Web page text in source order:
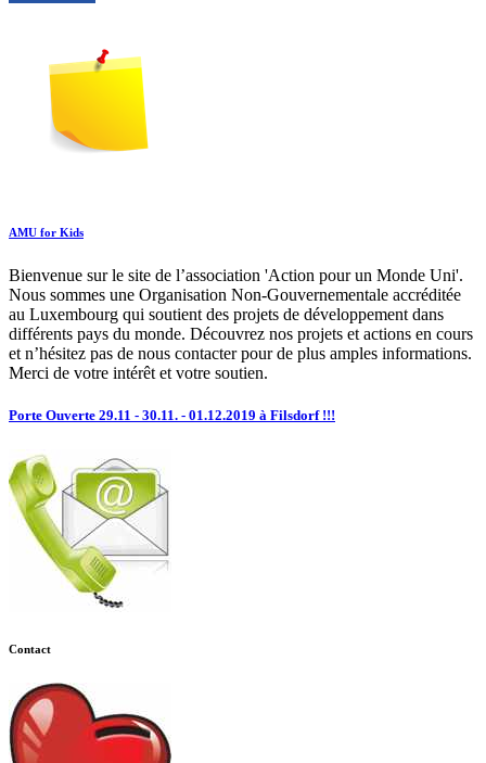
AMU for Kids
Bienvenue sur le site de l’association 'Action pour un Monde Uni'.
Nous sommes une Organisation Non-Gouvernementale accréditée
au Luxembourg qui soutient des projets de développement dans
différents pays du monde. Découvrez nos projets et actions en cours
et n’hésitez pas de nous contacter pour de plus amples informations.
Merci de votre intérêt et votre soutien.
Porte Ouverte 29.11 - 30.11. - 01.12.2019 à Filsdorf !!!
Contact